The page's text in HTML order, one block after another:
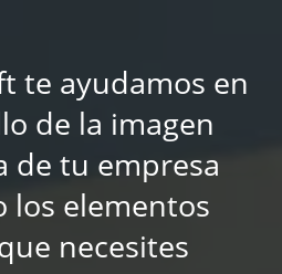
te ayudamos en
de la imagen
de tu empresa
los elementos
necesites